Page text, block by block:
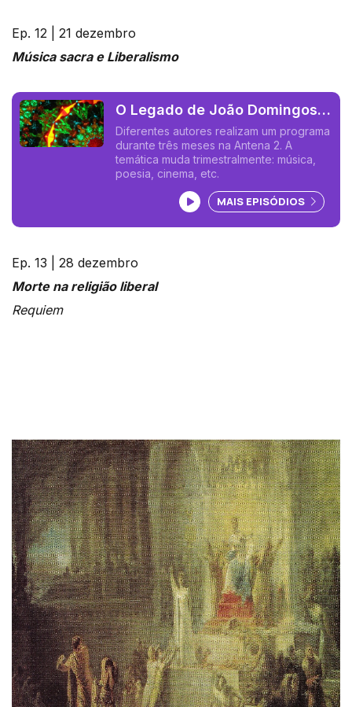
Ep. 12 | 21 dezembro
Música sacra e Liberalismo
O Legado de João Domingos
Bomtempo 12 (João Pedro
Delgado)
Diferentes autores realizam um programa
durante três meses na Antena 2. A
temática muda trimestralmente: música,
poesia, cinema, etc.
Ouvir podcast
MAIS EPISÓDIOS
Ep. 13 | 28 dezembro
Morte na religião liberal
Requiem